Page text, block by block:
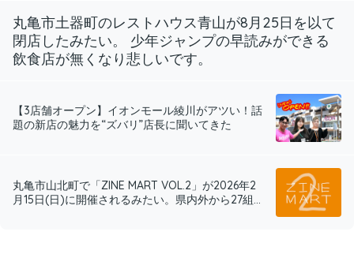
丸亀市土器町のレストハウス青山が8月25日を以て
閉店したみたい。 少年ジャンプの早読みができる
飲食店が無くなり悲しいです。
【3店舗オープン】イオンモール綾川がアツい！話
題の新店の魅力を“ズバリ”店長に聞いてきた
丸亀市山北町で「ZINE MART VOL.2」が2026年2
月15日(日)に開催されるみたい。県内外から27組...